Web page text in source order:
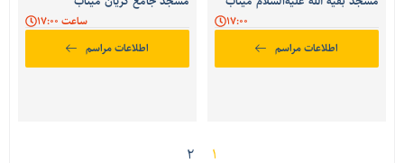
اطلاعات مراسم
ساعت 17:00
اطلاعات مراسم
2